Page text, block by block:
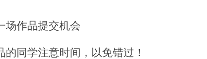
场作品提交机会
同学注意时间，以免错过！